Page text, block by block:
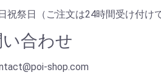
祝祭日（ご注文は24時間受け付け
合わせ
shop.com